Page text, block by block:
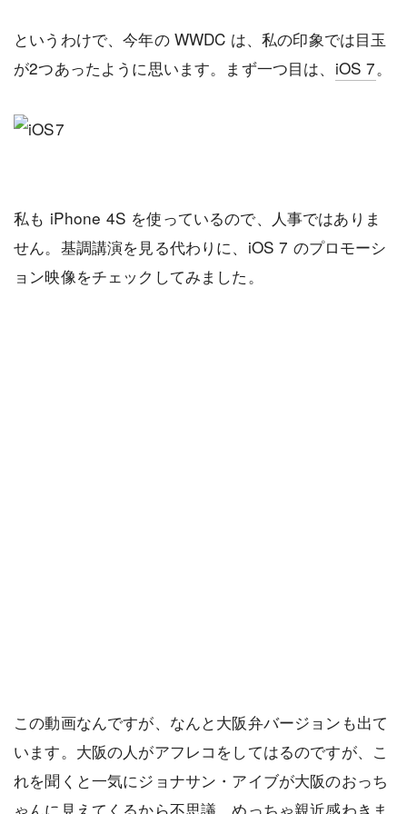
というわけで、今年の WWDC は、私の印象では目玉
が2つあったように思います。まず一つ目は、 iOS 7。
私も iPhone 4S を使っているので、人事ではありま
せん。基調講演を見る代わりに、iOS 7 のプロモーシ
ョン映像をチェックしてみました。
この動画なんですが、なんと大阪弁バージョンも出て
います。大阪の人がアフレコをしてはるのですが、こ
れを聞くと一気にジョナサン・アイブが大阪のおっち
ゃんに見えてくるから不思議。めっちゃ親近感わきま